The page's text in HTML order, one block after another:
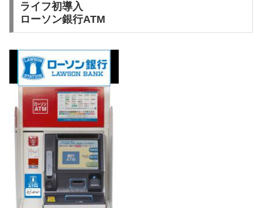
ライフ初導入
ローソン銀行ATM